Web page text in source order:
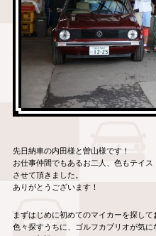
先日納車の内田様と曽山様です！
お仕事仲間でもあるお二人、色もテイ
させて頂きました。
ありがとうございます！
まずはじめに初めてのマイカーを探して
色々探すうちに、ゴルフカブリオが気